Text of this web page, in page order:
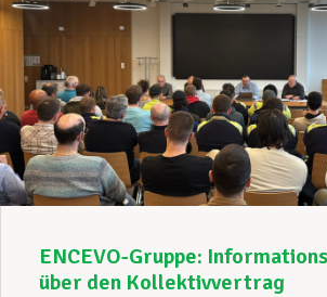
ENCEVO-Gruppe:
über den Kollektivvertrag